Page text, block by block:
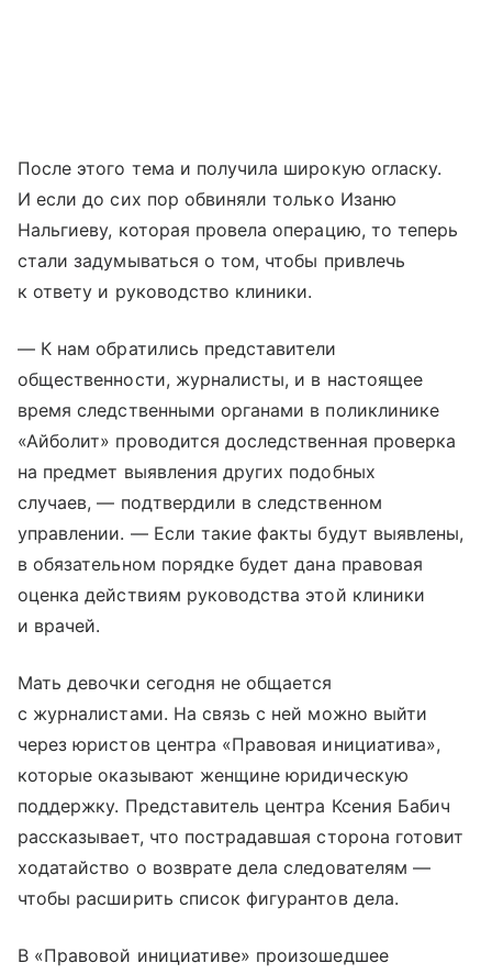
После этого тема и получила широкую огласку.
И если до сих пор обвиняли только Изаню
Нальгиеву, которая провела операцию, то теперь
стали задумываться о том, чтобы привлечь
к ответу и руководство клиники.
— К нам обратились представители
общественности, журналисты, и в настоящее
время следственными органами в поликлинике
«Айболит» проводится доследственная проверка
на предмет выявления других подобных
случаев, — подтвердили в следственном
управлении. — Если такие факты будут выявлены,
в обязательном порядке будет дана правовая
оценка действиям руководства этой клиники
и врачей.
Мать девочки сегодня не общается
с журналистами. На связь с ней можно выйти
через юристов центра «Правовая инициатива»,
которые оказывают женщине юридическую
поддержку. Представитель центра Ксения Бабич
рассказывает, что пострадавшая сторона готовит
ходатайство о возврате дела следователям —
чтобы расширить список фигурантов дела.
В «Правовой инициативе» произошедшее